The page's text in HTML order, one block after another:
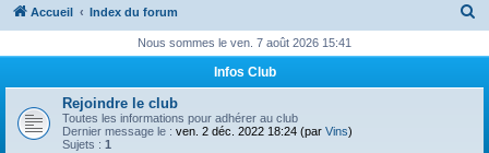
Accueil Index du forum
h
Nous sommes le ven. 7 août 2026 15:41
Infos Club
Rejoindre le club
Toutes les informations pour adhérer au club
Dernier message le : ven. 2 déc. 2022 18:24 (par Vins)
Sujets : 1